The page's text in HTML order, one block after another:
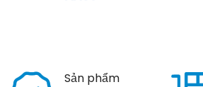
Sản phẩm